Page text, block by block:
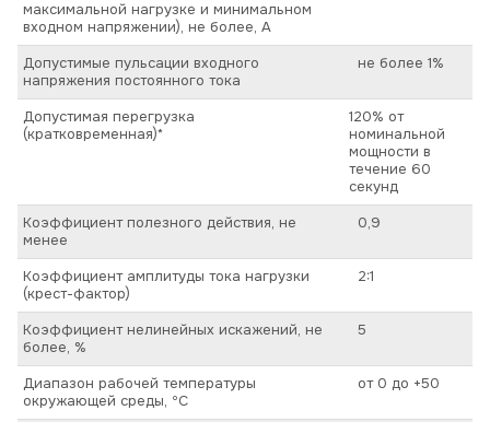
максимальной нагрузке и минимальном
входном напряжении), не более, А
Допустимые пульсации входного
напряжения постоянного тока
не более 1%
Допустимая перегрузка
(кратковременная)*
120% от
номинальной
мощности в
течение 60
секунд
Коэффициент полезного действия, не
менее
0,9
Коэффициент амплитуды тока нагрузки
(крест-фактор)
2:1
Коэффициент нелинейных искажений, не
более, %
5
Диапазон рабочей температуры
окружающей среды, ºС
от 0 до +50